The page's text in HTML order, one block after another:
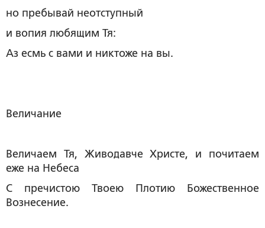
но пребывай неотступный
и вопия любящим Тя:
Аз есмь с вами и никтоже на вы.
Величание
Величаем Тя, Живодавче Христе, и почитаем
еже на Небеса
С пречистою Твоею Плотию Божественное
Вознесение.